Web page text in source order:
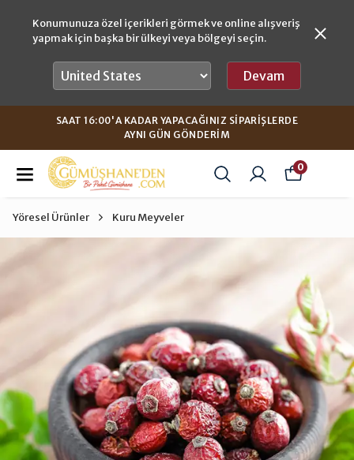
Konumunuza özel içerikleri görmek ve online alışveriş
yapmak için başka bir ülkeyi veya bölgeyi seçin.
Devam
SAAT 16:00'A KADAR YAPACAĞINIZ SIPARIŞLERDE
AYNI GÜN GÖNDERIM
0
Yöresel Ürünler Kuru Meyveler